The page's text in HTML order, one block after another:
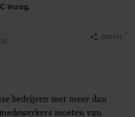
inzag.
share DELEN
bedrijven met meer dan
moeten van